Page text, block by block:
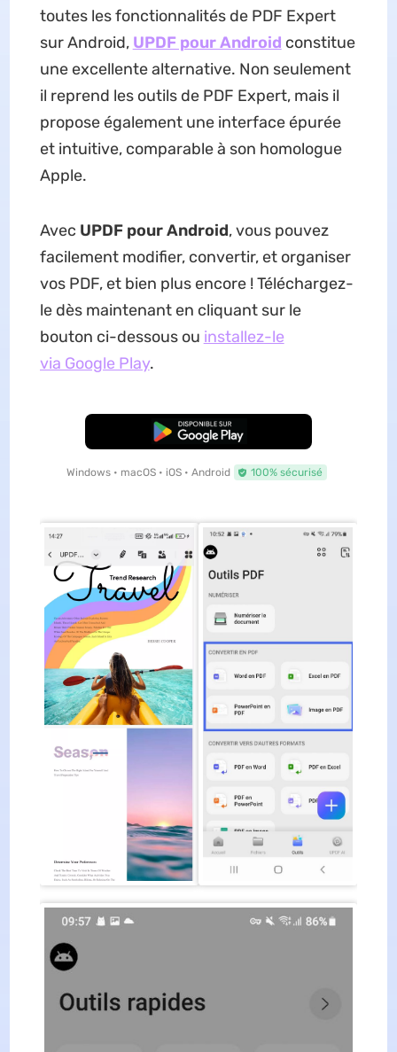
toutes les fonctionnalités de PDF Expert
sur Android, UPDF pour Android constitue
une excellente alternative. Non seulement
il reprend les outils de PDF Expert, mais il
propose également une interface épurée
et intuitive, comparable à son homologue
Apple.
Avec UPDF pour Android, vous pouvez
facilement modifier, convertir, et organiser
vos PDF, et bien plus encore ! Téléchargez-
le dès maintenant en cliquant sur le
bouton ci-dessous ou installez-le
via Google Play.
TÉLÉCHARGER
Windows • macOS • iOS • Android 100% sécurisé